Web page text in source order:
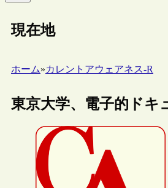
現在地
ホーム»カレントアウェアネス-R
東京大学、電子的ドキ